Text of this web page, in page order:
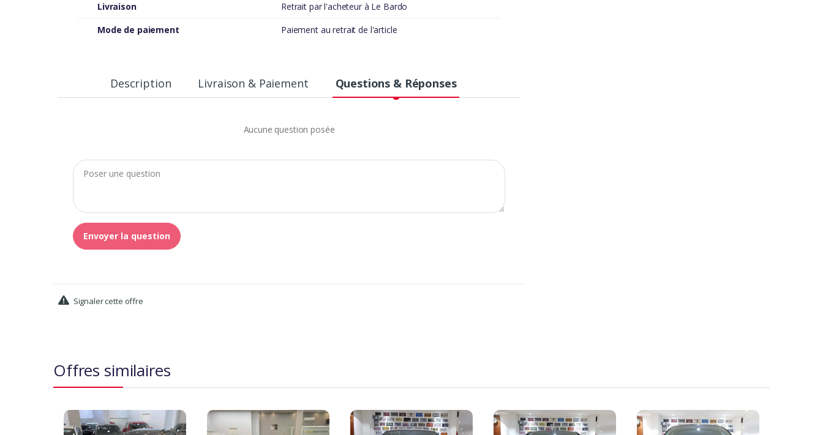
➡️Vidange complète effectuée, avec remplacement de la chaîne, de la courroie et du tendeur neufs pour
assurer un moteur fiable et performant. Véhicule prêt à rouler sans frais à prévoir.
⛔️Pour plus d’informations contactez
Livraison
Retrait par l'acheteur à Le Bardo
Mode de paiement
Paiement au retrait de l'article
Description Livraison & Paiement Questions & Réponses
Aucune question posée
Envoyer la question
Signaler cette offre
Offres similaires